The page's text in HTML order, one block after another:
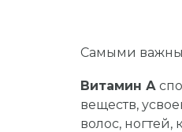
Самыми
Витамин А
веществ,
волос, ногтей,